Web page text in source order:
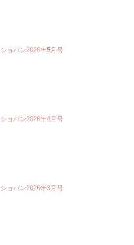
ショパン2026年5月号
ショパン2026年4月号
ショパン2026年3月号